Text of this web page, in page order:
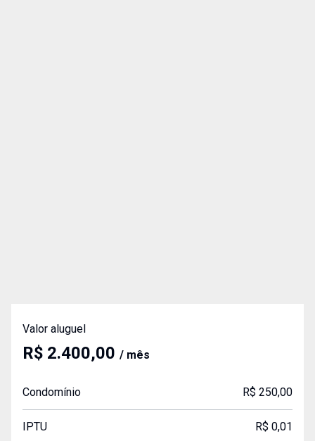
Valor aluguel
R$ 2.400,00 / mês
Condomínio R$ 250,00
IPTU R$ 0,01